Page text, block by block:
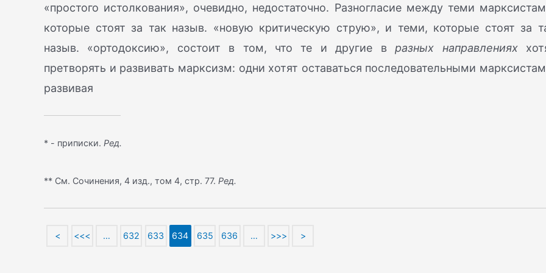
«простого истолкования», очевидно, недостаточно. Разногласие между теми
которые стоят за так назыв. «новую критическую струю», и теми, которые стоят за
назыв. «ортодоксию», состоит в том, что те и другие вразных направлениях
претворять и развивать марксизм: одни хотят оставаться последовательными
развивая
* - приписки. Ред.
** См. Сочинения, 4 изд., том 4, стр. 77. Ред.
< <<< … 632 633 634 635 636 … >>> >